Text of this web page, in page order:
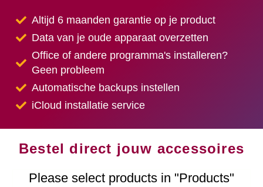
Altijd 6 maanden garantie op je product
Data van je oude apparaat overzetten
Office of andere programma's installeren?
Geen probleem
Automatische backups instellen
iCloud installatie service
Bestel direct jouw accessoires
Please select products in "Products"